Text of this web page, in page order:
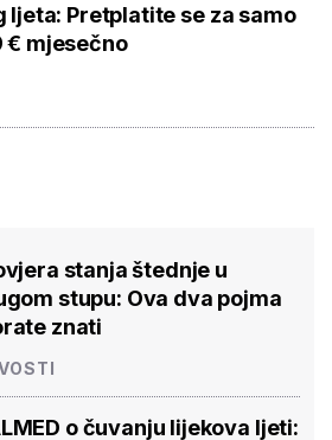
ljeta: Pretplatite se za samo
€ mjesečno
stanja štednje u
stupu: Ova dva pojma
znati
o čuvanju lijekova ljeti: